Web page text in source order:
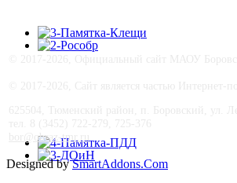
bor@obraz-tmr.ru
Designed bySmartAddons.Com